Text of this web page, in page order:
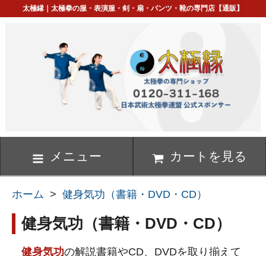
太極縁｜太極拳の服・表演服・剣・扇・パンツ・靴の専門店【通販】
メニュー カートを見る
ホーム > 健身気功（書籍・DVD・CD）
健身気功（書籍・DVD・CD）
健身気功の解説書籍やCD、DVDを取り揃えて